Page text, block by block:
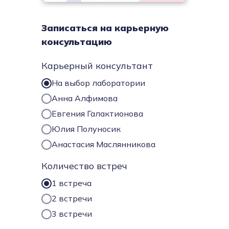
Карьерный консультант
На выбор лаборатории
Анна Алфимова
Евгения Галактионова
Юлия Полуносик
Анастасия Маслянникова
Количество встреч
1 встреча
2 встречи
3 встречи
Записаться на карьерную
консультацию